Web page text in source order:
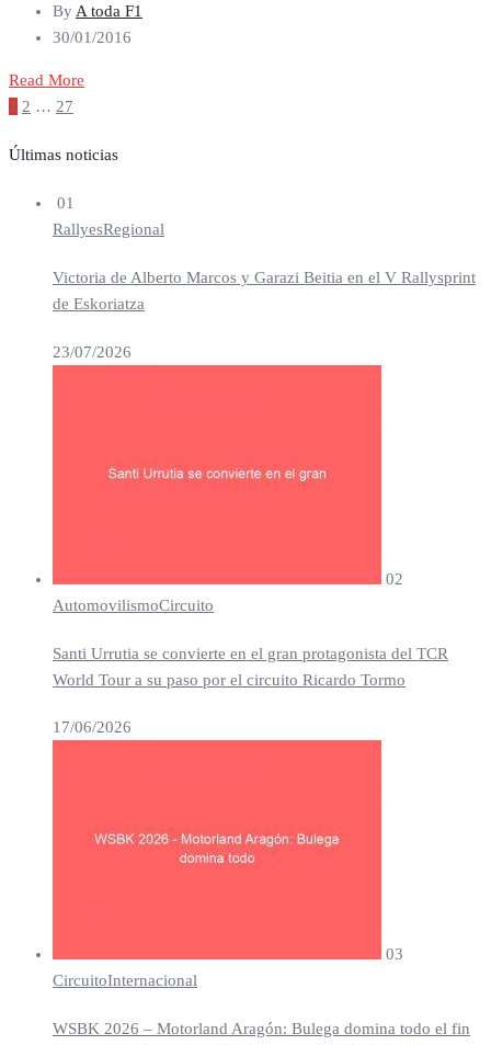
By A toda F1
30/01/2016
Read More
Paginación
entradas
1 2 … 27
Últimas noticias
01
RallyesRegional
Victoria de Alberto Marcos y Garazi Beitia en el V Rallysprint
de Eskoriatza
23/07/2026
02
AutomovilismoCircuito
Santi Urrutia se convierte en el gran protagonista del TCR
World Tour a su paso por el circuito Ricardo Tormo
17/06/2026
03
CircuitoInternacional
WSBK 2026 – Motorland Aragón: Bulega domina todo el fin